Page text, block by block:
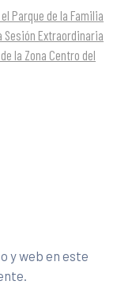
Parque de la Familia
Sesión Extraordinaria
la Zona Centro del
y web en este